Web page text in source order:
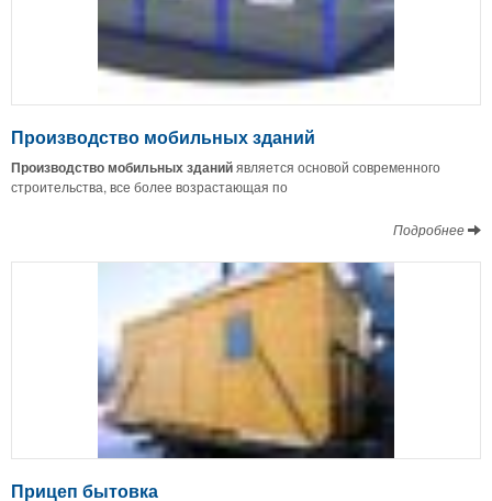
Производство мобильных зданий
Производство мобильных зданийявляется основой современного
строительства, все более возрастающая по
Подробнее
Прицеп бытовка